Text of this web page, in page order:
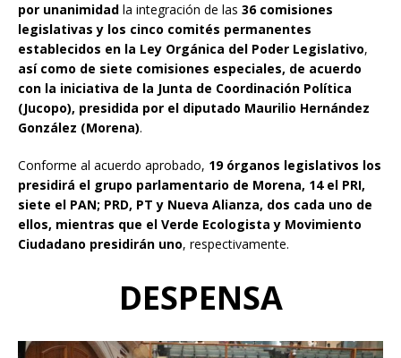
por unanimidad la integración de las 36 comisiones
legislativas y los cinco comités permanentes
establecidos en la Ley Orgánica del Poder Legislativo,
así como de siete comisiones especiales, de acuerdo
con la iniciativa de la Junta de Coordinación Política
(Jucopo), presidida por el diputado Maurilio Hernández
González (Morena).
Conforme al acuerdo aprobado, 19 órganos legislativos los
presidirá el grupo parlamentario de Morena, 14 el PRI,
siete el PAN; PRD, PT y Nueva Alianza, dos cada uno de
ellos, mientras que el Verde Ecologista y Movimiento
Ciudadano presidirán uno, respectivamente.
DESPENSA